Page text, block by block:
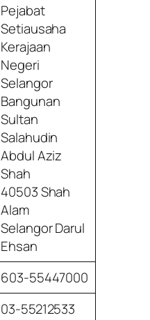
Pejabat
Setiausaha
Kerajaan
Negeri
Selangor
Bangunan
Sultan
Salahudin
Abdul Aziz
Shah
40503 Shah
Alam
Selangor Darul
Ehsan
603-55447000
03-55212533